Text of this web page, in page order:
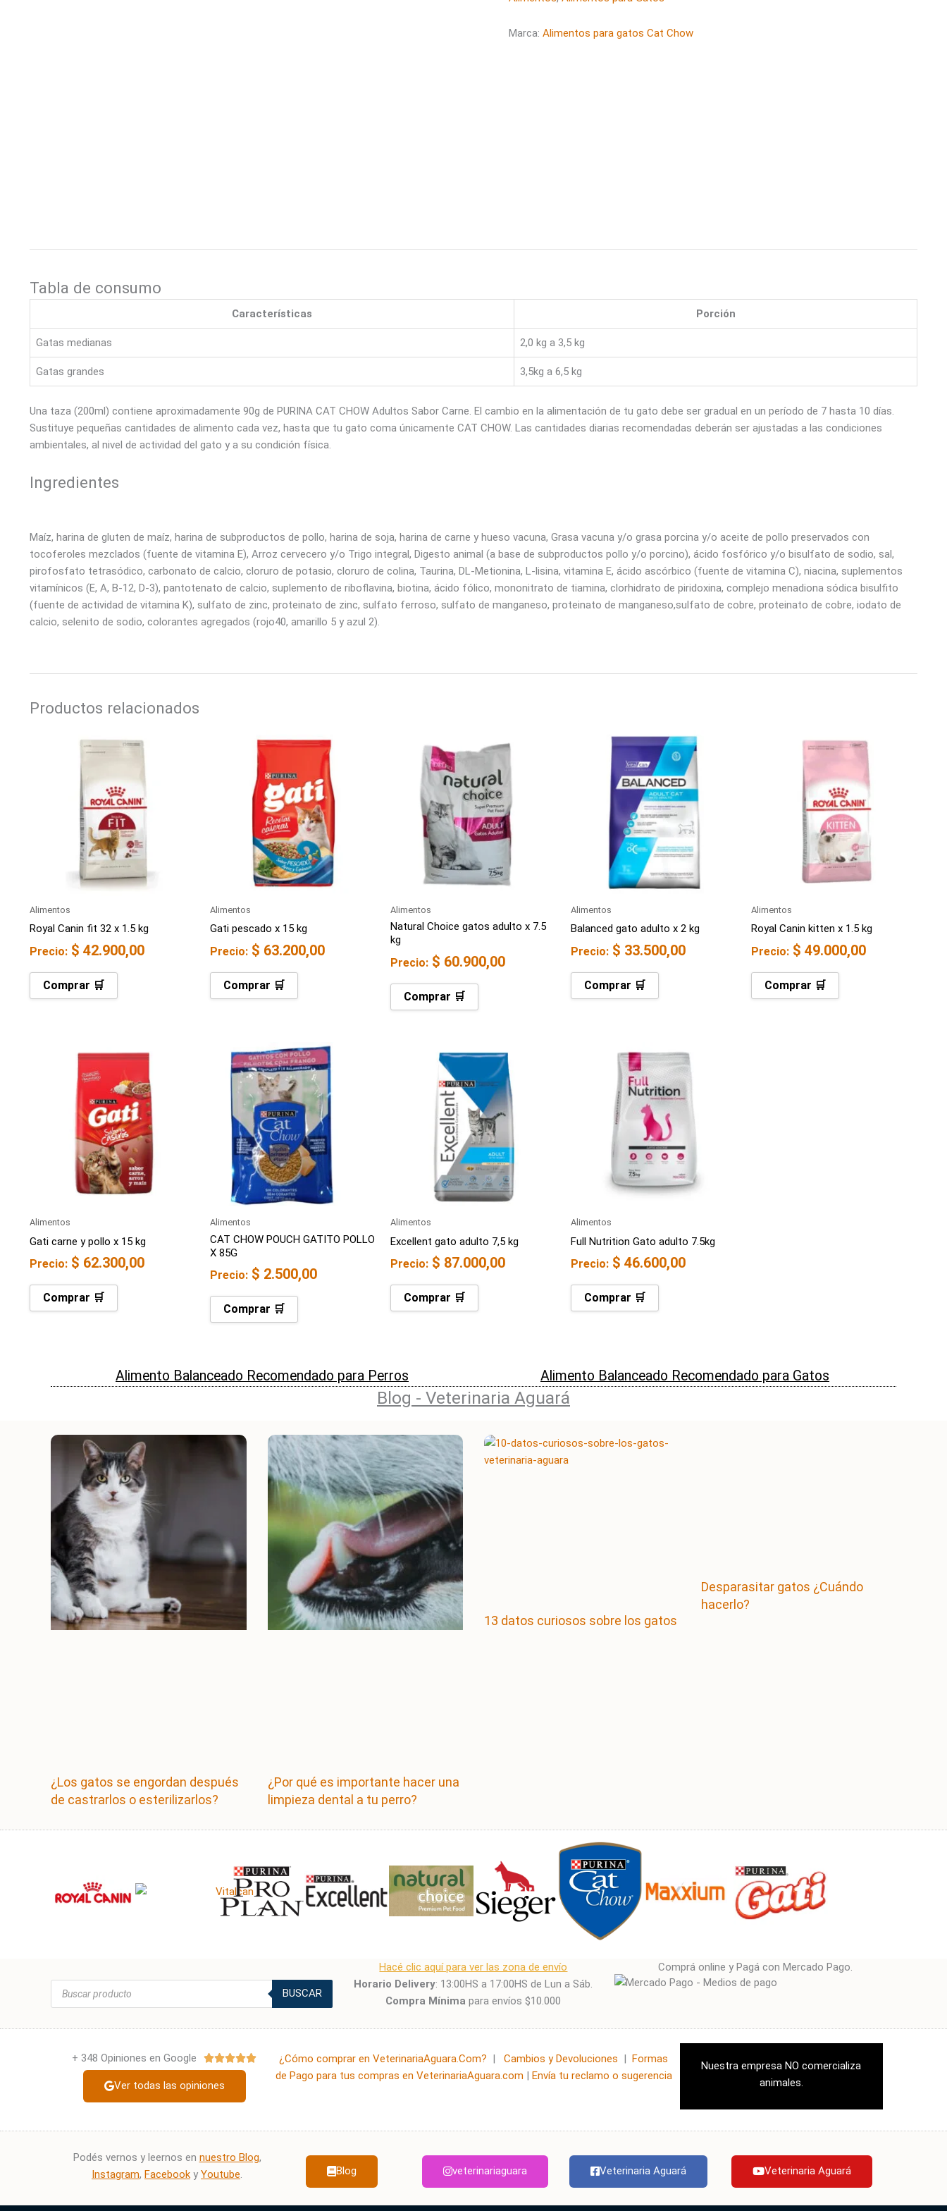
Marca: Alimentos para gatos Cat Chow
Tabla de consumo
Características Porción
Gatas medianas 2,0 kg a 3,5 kg
Gatas grandes 3,5kg a 6,5 kg
Una taza (200ml) contiene aproximadamente 90g de PURINA CAT CHOW Adultos Sabor Carne. El cambio en la alimentación de tu gato debe ser gradual en un período de 7 hasta 10 días.
Sustituye pequeñas cantidades de alimento cada vez, hasta que tu gato coma únicamente CAT CHOW. Las cantidades diarias recomendadas deberán ser ajustadas a las condiciones
ambientales, al nivel de actividad del gato y a su condición física.
Ingredientes
Maíz, harina de gluten de maíz, harina de subproductos de pollo, harina de soja, harina de carne y hueso vacuna, Grasa vacuna y/o grasa porcina y/o aceite de pollo preservados con
tocoferoles mezclados (fuente de vitamina E), Arroz cervecero y/o Trigo integral, Digesto animal (a base de subproductos pollo y/o porcino), ácido fosfórico y/o bisulfato de sodio, sal,
pirofosfato tetrasódico, carbonato de calcio, cloruro de potasio, cloruro de colina, Taurina, DL-Metionina, L-lisina, vitamina E, ácido ascórbico (fuente de vitamina C), niacina, suplementos
vitamínicos (E, A, B-12, D-3), pantotenato de calcio, suplemento de riboflavina, biotina, ácido fólico, mononitrato de tiamina, clorhidrato de piridoxina, complejo menadiona sódica bisulfito
(fuente de actividad de vitamina K), sulfato de zinc, proteinato de zinc, sulfato ferroso, sulfato de manganeso, proteinato de manganeso,sulfato de cobre, proteinato de cobre, iodato de
calcio, selenito de sodio, colorantes agregados (rojo40, amarillo 5 y azul 2).
Productos relacionados
Alimentos
Royal Canin fit 32 x 1.5 kg
Precio: $ 42.900,00
Comprar 🛒
Alimentos
Gati pescado x 15 kg
Precio: $ 63.200,00
Comprar 🛒
Alimentos
Natural Choice gatos adulto x 7.5
kg
Precio: $ 60.900,00
Comprar 🛒
Alimentos
Balanced gato adulto x 2 kg
Precio: $ 33.500,00
Comprar 🛒
Alimentos
Royal Canin kitten x 1.5 kg
Precio: $ 49.000,00
Comprar 🛒
Alimentos
Gati carne y pollo x 15 kg
Precio: $ 62.300,00
Comprar 🛒
Alimentos
CAT CHOW POUCH GATITO POLLO
X 85G
Precio: $ 2.500,00
Comprar 🛒
Alimentos
Excellent gato adulto 7,5 kg
Precio: $ 87.000,00
Comprar 🛒
Alimentos
Full Nutrition Gato adulto 7.5kg
Precio: $ 46.600,00
Comprar 🛒
Alimento Balanceado Recomendado para Perros Alimento Balanceado Recomendado para Gatos
Blog - Veterinaria Aguará
¿Los gatos se engordan después
de castrarlos o esterilizarlos?
¿Por qué es importante hacer una
limpieza dental a tu perro?
13 datos curiosos sobre los gatos
Desparasitar gatos ¿Cuándo
hacerlo?
Búsqueda
productos
BUSCAR
Hacé clic aquí para ver las zona de envío
Horario Delivery: 13:00HS a 17:00HS de Lun a Sáb.
Compra Mínima para envíos $10.000
Comprá online y Pagá con Mercado Pago.
+ 348 Opiniones en Google Valorado
Ver todas las opiniones
¿Cómo comprar en VeterinariaAguara.Com? | Cambios y Devoluciones | Formas
de Pago para tus compras en VeterinariaAguara.com | Envía tu reclamo o sugerencia
Nuestra empresa NO comercializa
animales.
Podés vernos y leernos en nuestro Blog,
Instagram, Facebook y Youtube. Blog veterinariaguara Veterinaria Aguará Veterinaria Aguará